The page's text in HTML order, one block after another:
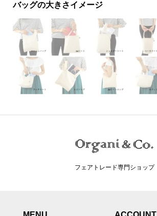
バッグの大きさイメージ
フェアトレード専門ショップ